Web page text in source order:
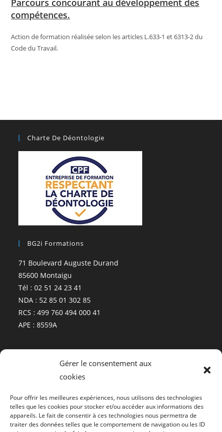
Gérer le consentement aux
cookies
Pour offrir les meilleures expériences, nous utilisons des technologies
telles que les cookies pour stocker et/ou accéder aux informations des
appareils. Le fait de consentir à ces technologies nous permettra de
traiter des données telles que le comportement de navigation ou les ID
compétences.
Action de formation réalisée selon les articles L.633-1 et 6313-2 du
Code du Travail.
Charte De Déontologie
BG2i Formations
71 Boulevard Auguste Durand
85600 Montaigu
Tél : 02 51 24 23 41
NDA : 52 85 01 302 85
RCS : 499 760 494 000 41
APE : 8559A